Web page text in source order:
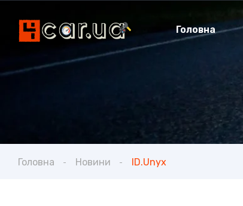
Головна
Головна Новини ID.Unyx